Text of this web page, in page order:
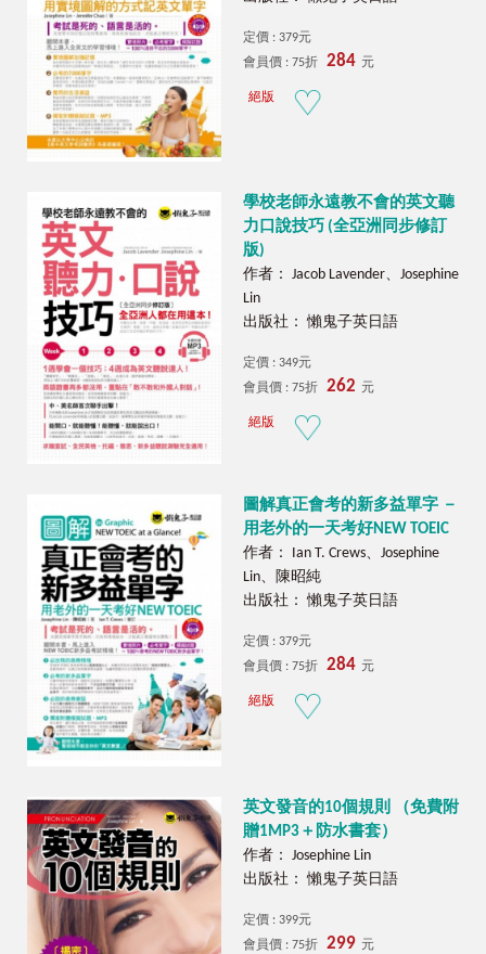
定價 : 379元
會員價 : 75折
284 元
絕版
學校老師永遠教不會的英文聽
力口說技巧 (全亞洲同步修訂
版)
作者： Jacob Lavender、Josephine
Lin
出版社： 懶鬼子英日語
定價 : 349元
會員價 : 75折
262 元
絕版
圖解真正會考的新多益單字 －
用老外的一天考好NEW TOEIC
作者： Ian T. Crews、Josephine
Lin、陳昭純
出版社： 懶鬼子英日語
定價 : 379元
會員價 : 75折
284 元
絕版
英文發音的10個規則 （免費附
贈1MP3＋防水書套）
作者： Josephine Lin
出版社： 懶鬼子英日語
定價 : 399元
會員價 : 75折
299 元